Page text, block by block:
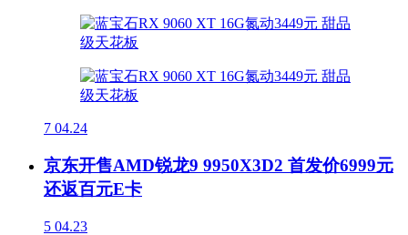
7 04.24
京东开售AMD锐龙9 9950X3D2 首发价6999元
还返百元E卡
5 04.23